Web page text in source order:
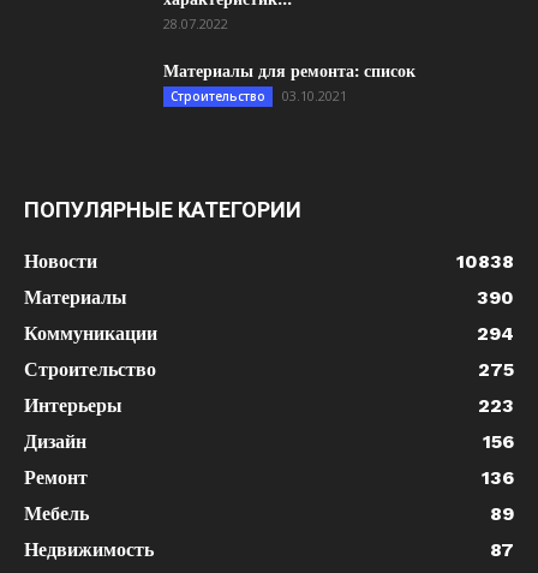
28.07.2022
Материалы для ремонта: список
Строительство 03.10.2021
ПОПУЛЯРНЫЕ КАТЕГОРИИ
Новости
10838
Материалы
390
Коммуникации
294
Строительство
275
Интерьеры
223
Дизайн
156
Ремонт
136
Мебель
89
Недвижимость
87